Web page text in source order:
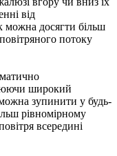
від
можна досягти більш
потоку
широкий
зупинити у будь-
рівномірному
всередині